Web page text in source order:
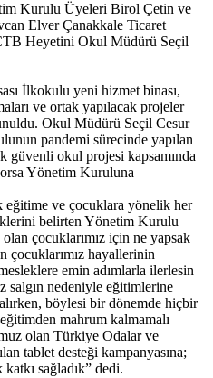
Kurulu Üyeleri Birol Çetin ve
Elver Çanakkale Ticaret
Heyetini Okul Müdürü Seçil
İlkokulu yeni hizmet binası,
ve ortak yapılacak projeler
Okul Müdürü Seçil Cesur
pandemi sürecinde yapılan
güvenli okul projesi kapsamında
Yönetim Kuruluna
eğitime ve çocuklara yönelik her
belirten Yönetim Kurulu
çocuklarımız için ne yapsak
çocuklarımız hayallerinin
emin adımlarla ilerlesin
nedeniyle eğitimlerine
böylesi bir dönemde hiçbir
mahrum kalmamalı
olan Türkiye Odalar ve
tablet desteği kampanyasına;
sağladık” dedi.